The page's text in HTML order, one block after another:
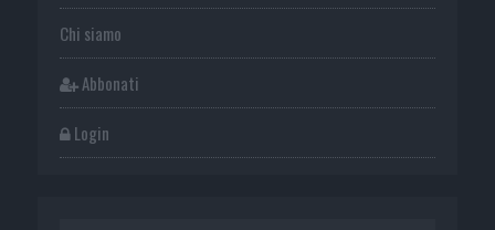
Chi siamo
Abbonati
Login